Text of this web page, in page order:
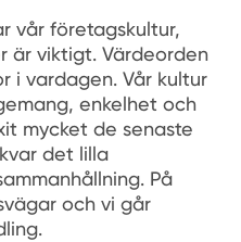
vår företagskultur,
är viktigt. Värdeorden
i vardagen. Vår kultur
enkelhet och
mycket de senaste
det lilla
På
och vi går